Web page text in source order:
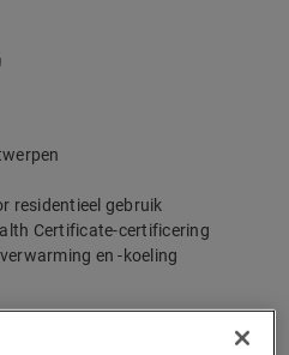
residentieel gebruik
Certificate-certificering
en -koeling